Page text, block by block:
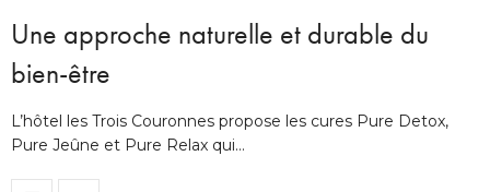
Une approche naturelle et durable du
bien-être
L’hôtel les Trois Couronnes propose les cures Pure Detox,
Pure Jeûne et Pure Relax qui…